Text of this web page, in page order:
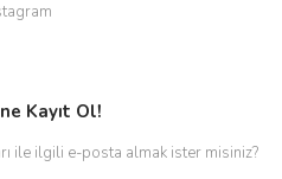
Kayıt Ol!
ile ilgili e-posta almak ister misiniz?